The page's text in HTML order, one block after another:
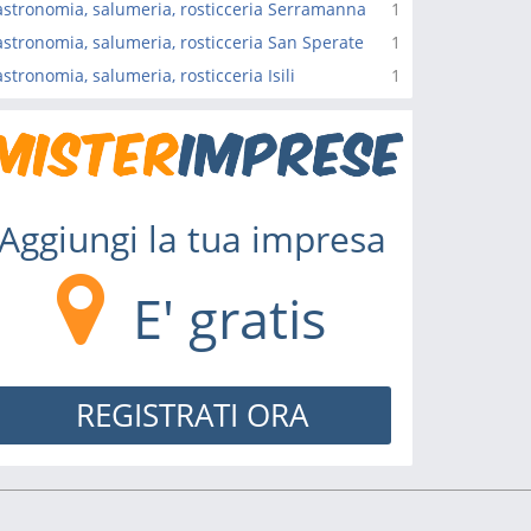
1
salumeria, rosticceria Serramanna
1
salumeria, rosticceria San Sperate
1
salumeria, rosticceria Isili
la tua impresa
E' gratis
REGISTRATI ORA